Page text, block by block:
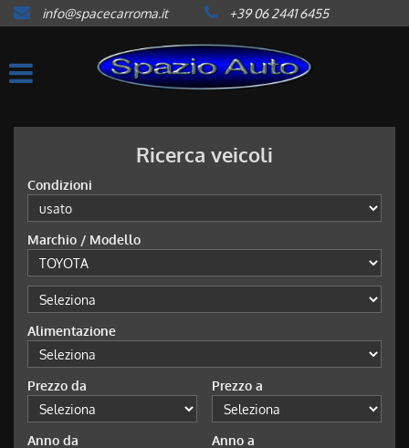
HOME
LISTA VEICOLI
ASSISTENZA
CONTATTI
NEWS
AREA COMMERCIANTI
info@spacecarroma.it +39 06 2441 6455
Ricerca veicoli
Condizioni
Marchio / Modello
Alimentazione
Prezzo da Prezzo a
Anno da Anno a